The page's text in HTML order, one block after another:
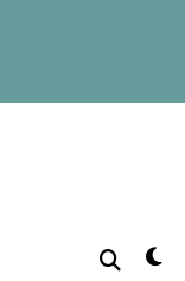
Etkinliği